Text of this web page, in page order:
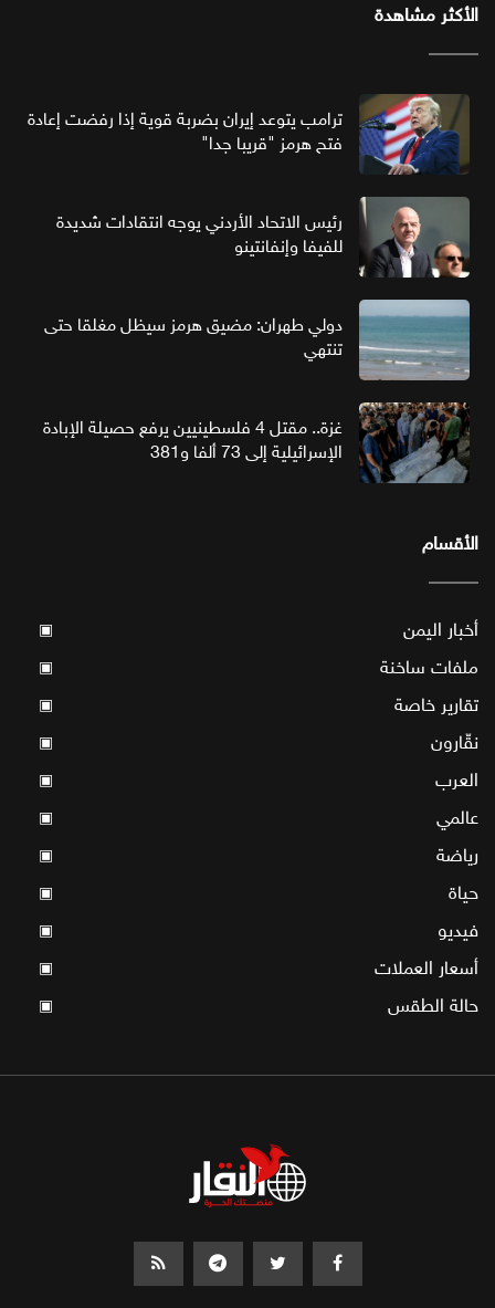
الأكثر مشاهدة
ترامب يتوعد إيران بضربة قوية إذا رفضت إعادة
فتح هرمز "قريبا جدا"
رئيس الاتحاد الأردني يوجه انتقادات شديدة
للفيفا وإنفانتينو
دولي طهران: مضيق هرمز سيظل مغلقا حتى
تنتهي
غزة.. مقتل 4 فلسطينيين يرفع حصيلة الإبادة
الإسرائيلية إلى 73 ألفا و381
الأقسام
أخبار اليمن ▣
ملفات ساخنة ▣
تقارير خاصة ▣
نقّارون ▣
العرب ▣
عالمي ▣
رياضة ▣
حياة ▣
فيديو ▣
أسعار العملات ▣
حالة الطقس ▣